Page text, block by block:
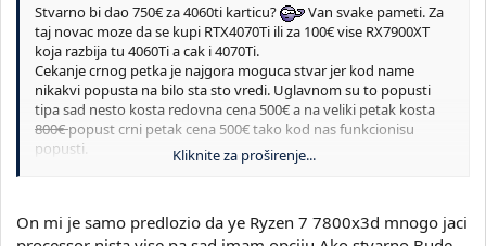
Stvarno bi dao 750€ za 4060ti karticu?
Van svake pameti. Za
taj novac moze da se kupi RTX4070Ti ili za 100€ vise RX7900XT
koja razbija tu 4060Ti a cak i 4070Ti.
Cekanje crnog petka je najgora moguca stvar jer kod name
nikakvi popusta na bilo sta sto vredi. Uglavnom su to popusti
tipa sad nesto kosta redovna cena 500€ a na veliki petak kosta
800€popust crni petak cena 500€ tako kod nas funkcionisu
popusti.
I pravljenje konfiguracije sad a kupovina tamo posle 3 meseca
Sto se tice izbora procesora, moje misljenje je da trebas odraditi
Kliknite za proširenje...
On mi je samo predlozio da ye Ryzen 7 7800x3d mnogo jaci